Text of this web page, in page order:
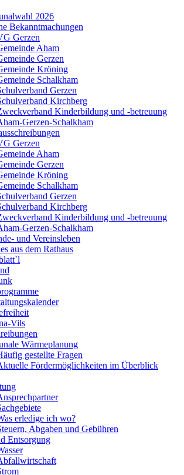
2026
Bekanntmachungen
Gerzen
Aham
Gerzen
Kröning
Schalkham
Gerzen
Kirchberg
Kinderbildung und -betreuung
Gerzen-Schalkham
Gerzen
Aham
Gerzen
Kröning
Schalkham
Gerzen
Kirchberg
Kinderbildung und -betreuung
Gerzen-Schalkham
und Vereinsleben
aus dem Rathaus
Vils
Wärmeplanung
gestellte Fragen
Fördermöglichkeiten im Überblick
erledige ich wo?
Abgaben und Gebühren
Entsorgung